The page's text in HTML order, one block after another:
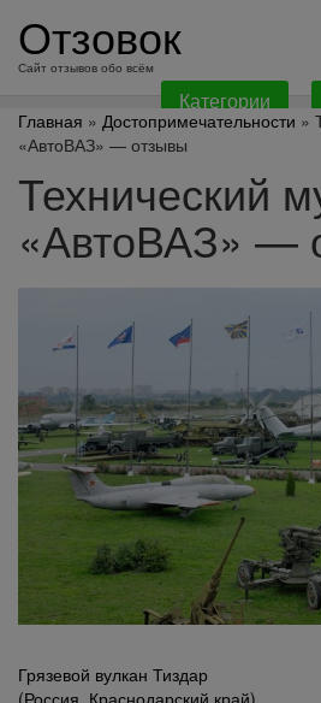
содержанию
Отзовок
Сайт отзывов обо всём
Категории
Главная » Достопримечательности »
«АвтоВАЗ» — отзывы
Технический
«АвтоВАЗ» —
Навигация
Грязевой вулкан Тиздар
(Россия, Краснодарский край)